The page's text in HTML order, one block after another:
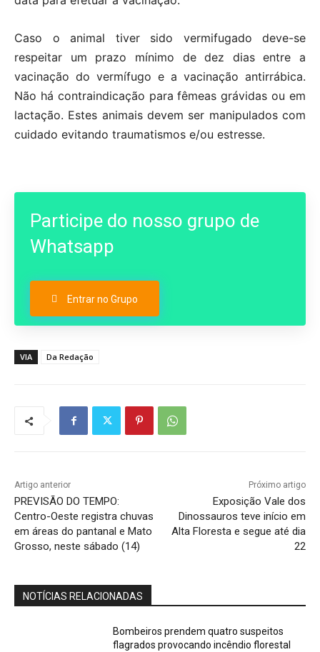
Caso o animal tiver sido vermifugado deve-se
respeitar um prazo mínimo de dez dias entre a
vacinação do vermífugo e a vacinação antirrábica.
Não há contraindicação para fêmeas grávidas ou em
lactação. Estes animais devem ser manipulados com
cuidado evitando traumatismos e/ou estresse.
Participe do nosso grupo de
Whatsapp
Entrar no Grupo
VIA Da Redação
Artigo anterior
PREVISÃO DO TEMPO:
Centro-Oeste registra chuvas
em áreas do pantanal e Mato
Grosso, neste sábado (14)
Próximo artigo
Exposição Vale dos
Dinossauros teve início em
Alta Floresta e segue até dia
22
NOTÍCIAS RELACIONADAS
Bombeiros prendem quatro suspeitos
flagrados provocando incêndio florestal